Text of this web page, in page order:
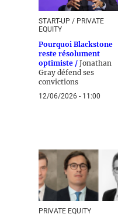
START-UP / PRIVATE
EQUITY
Pourquoi Blackstone
reste résolument
optimiste / Jonathan
Gray défend ses
convictions
12/06/2026 - 11:00
PRIVATE EQUITY